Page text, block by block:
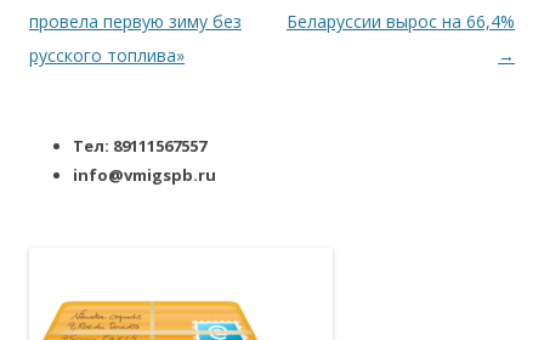
провела первую зиму без
русского топлива»
Беларуссии вырос на 66,4%
→
Тел: 89111567557
info@vmigspb.ru